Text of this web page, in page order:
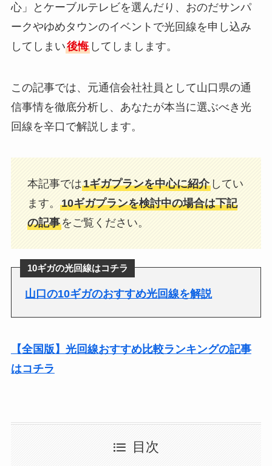
心」とケーブルテレビを選んだり、おのだサンパ
ークやゆめタウンのイベントで光回線を申し込み
してしまい後悔してしまします。
この記事では、元通信会社社員として山口県の通
信事情を徹底分析し、あなたが本当に選ぶべき光
回線を辛口で解説します。
本記事では1ギガプランを中心に紹介してい
ます。 10ギガプランを検討中の場合は下記
の記事をご覧ください。
10ギガの光回線はコチラ
山口の10ギガのおすすめ光回線を解説
【全国版】光回線おすすめ比較ランキングの記事
はコチラ
目次